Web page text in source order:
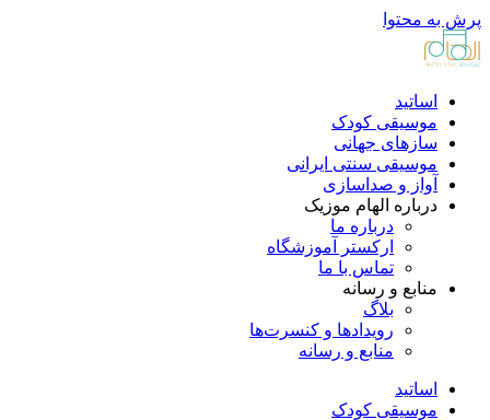
پرش به محتوا
اساتید
موسیقی کودک
سازهای جهانی
موسیقی سنتی ایرانی
آواز و صداسازی
درباره الهام موزیک
درباره ما
ارکستر آموزشگاه
تماس با ما
منابع و رسانه
بلاگ
رویدادها و کنسرت‌ها
منابع و رسانه
اساتید
موسیقی کودک